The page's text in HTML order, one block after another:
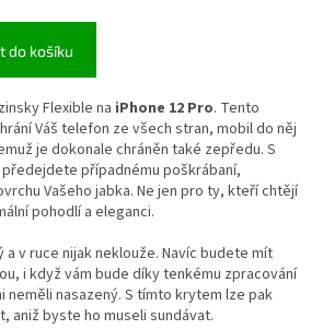
do košíku
Flexible na iPhone 12 Pro. Tento
Váš telefon ze všech stran, mobil do něj
je dokonale chráněn také zepředu. S
případnému poškrábaní,
Vašeho jabka. Ne jen pro ty, kteří chtějí
pohodlí a eleganci.
v ruce nijak neklouže. Navíc budete mít
i když vám bude díky tenkému zpracování
neměli nasazený. S tímto krytem lze pak
aniž byste ho museli sundávat.